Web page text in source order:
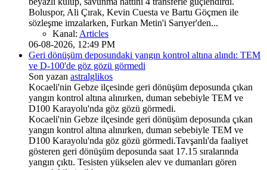
Boluspor, Ali Çırak, Kevin Cuesta ve Bartu Göçmen ile
sözleşme imzalarken, Furkan Metin'i Sarıyer'den...
Kanal: Articles
06-08-2026, 12:49 PM
Geri dönüşüm deposundaki yangın kontrol altına alındı: TEM
ve D-100'de göz gözü görmedi
Son yazan astralglikos
Kocaeli'nin Gebze ilçesinde geri dönüşüm deposunda çıkan
yangın kontrol altına alınırken, duman sebebiyle TEM ve
D100 Karayolu'nda göz gözü görmedi.
Kocaeli'nin Gebze ilçesinde geri dönüşüm deposunda çıkan
yangın kontrol altına alınırken, duman sebebiyle TEM ve
D100 Karayolu'nda göz gözü görmedi.Tavşanlı'da faaliyet
gösteren geri dönüşüm deposunda saat 17.15 sıralarında
yangın çıktı. Tesisten yükselen alev ve dumanları gören